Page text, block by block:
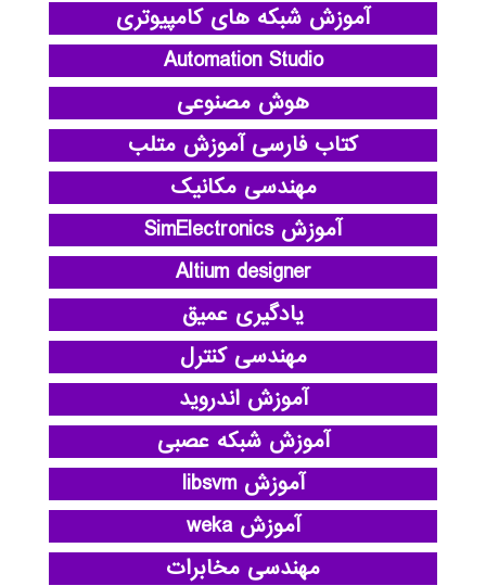
آموزش شبکه های کامپیوتری
Automation Studio
هوش مصنوعی
کتاب فارسی آموزش متلب
مهندسی مکانیک
آموزش SimElectronics
Altium designer
یادگیری عمیق
مهندسی کنترل
آموزش اندروید
آموزش شبکه عصبی
آموزش libsvm
آموزش weka
مهندسی مخابرات